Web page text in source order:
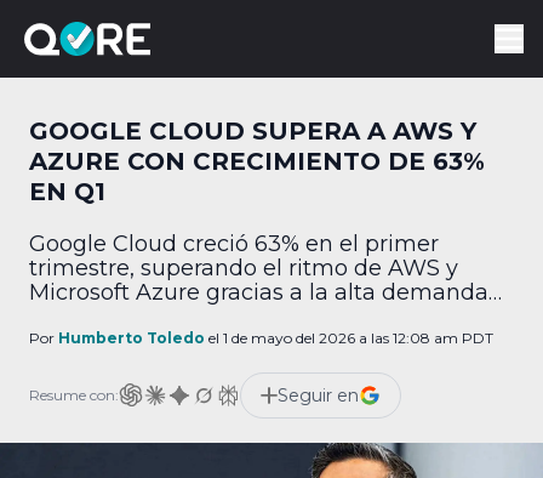
GOOGLE CLOUD SUPERA A AWS Y
AZURE CON CRECIMIENTO DE 63%
EN Q1
Google Cloud creció 63% en el primer
trimestre, superando el ritmo de AWS y
Microsoft Azure gracias a la alta demanda
Por Humberto Toledo el 1 de mayo del 2026 a las 12:08 am PDT
Resume con: Seguir en